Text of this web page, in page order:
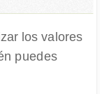
los valores
puedes